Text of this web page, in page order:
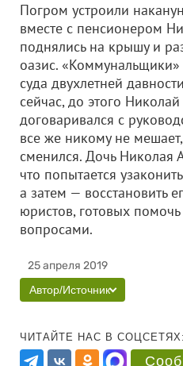
Погром устроили
вместе с пенсионером
поднялись на крышу и
оазис.
суда двухлетней
сейчас, до этого
договаривался с
все же никому не
сменился. Дочь Николая
что попытается
а затем — восстановить
юристов, готовых
вопросами.
25 апреля 2019
Автор/Источник
ЧИТАЙТЕ НАС В СОЦСЕТЯХ: